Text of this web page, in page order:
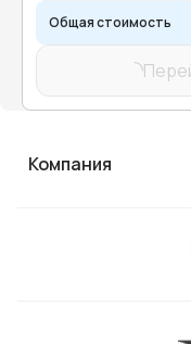
Общая стоимость
Компания